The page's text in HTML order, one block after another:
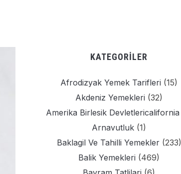
KATEGORILER
Afrodizyak Yemek Tarifleri (15)
Akdeniz Yemekleri (32)
Amerika Birlesik Devletlericalifornia
Arnavutluk (1)
Baklagil Ve Tahilli Yemekler(233)
Balik Yemekleri (469)